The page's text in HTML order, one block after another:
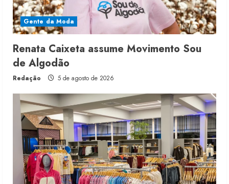
Gente da Moda
Renata Caixeta assume Movimento Sou
de Algodão
Redação 5 de agosto de 2026